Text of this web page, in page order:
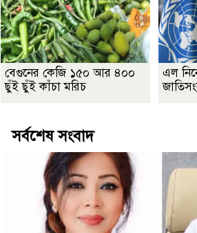
বেগুনের কেজি ১৫০ আর ৪০০
ছুঁই ছুঁই কাঁচা মরিচ
এল
সর্বশেষ সংবাদ